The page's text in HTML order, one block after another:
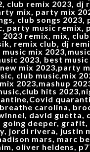
remix 2023, dj
mix, party mix
club songs
party music remix,
remix, mix,
remix club, dj
mix
2023, best
mix 2023,party
club music,mix
2023,mashup
hits
carolina,
david guetta,
deeper,
jordi rivera, justin
mars, marc
oliver heldens,